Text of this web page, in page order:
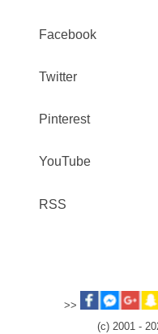
Facebook
Twitter
Pinterest
YouTube
RSS
>>
(c) 2001 -